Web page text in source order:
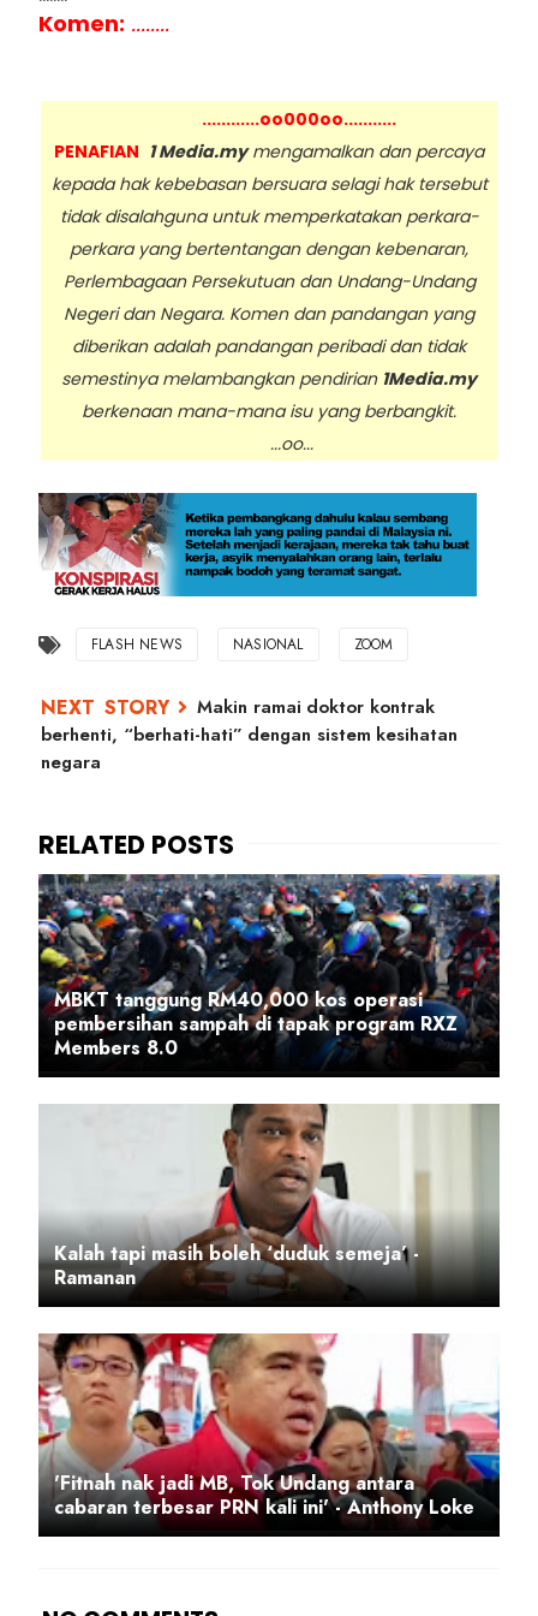
Komen: ........
............oo000oo...........
PENAFIAN 1 Media.mymengamalkan dan percaya
kepada hak kebebasan bersuara selagi hak tersebut
tidak disalahguna untuk memperkatakan perkara-
perkara yang bertentangan dengan kebenaran,
Perlembagaan Persekutuan dan Undang-Undang
Negeri dan Negara. Komen dan pandangan yang
diberikan adalah pandangan peribadi dan tidak
semestinya melambangkan pendirian 1Media.my
berkenaan mana-mana isu yang berbangkit.
...oo...
FLASH NEWS NASIONAL ZOOM
Makin ramai doktor kontrak
berhenti, “berhati-hati” dengan sistem kesihatan
negara
MBKT tanggung RM40,000 kos operasi
pembersihan sampah di tapak program RXZ
Members 8.0
Kalah tapi masih boleh ‘duduk semeja’ -
Ramanan
'Fitnah nak jadi MB, Tok Undang antara
cabaran terbesar PRN kali ini' - Anthony Loke